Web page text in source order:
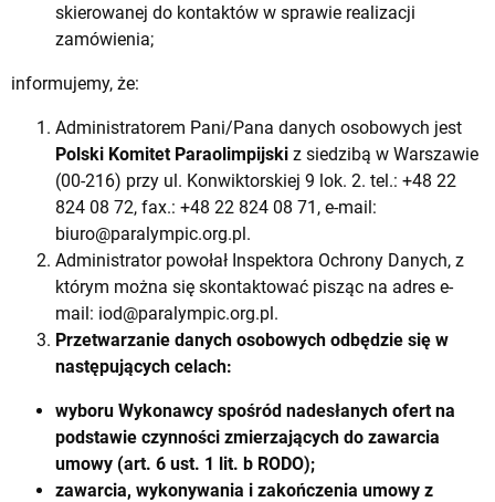
skierowanej do kontaktów w sprawie realizacji
zamówienia;
informujemy, że:
Administratorem Pani/Pana danych osobowych jest
Polski Komitet Paraolimpijski z siedzibą w Warszawie
(00-216) przy ul. Konwiktorskiej 9 lok. 2. tel.: +48 22
824 08 72, fax.: +48 22 824 08 71, e-mail:
biuro@paralympic.org.pl.
Administrator powołał Inspektora Ochrony Danych, z
którym można się skontaktować pisząc na adres e-
mail: iod@paralympic.org.pl.
Przetwarzanie danych osobowych odbędzie się w
następujących celach:
wyboru Wykonawcy spośród nadesłanych ofert na
podstawie czynności zmierzających do zawarcia
umowy (art. 6 ust. 1 lit. b RODO);
zawarcia, wykonywania i zakończenia umowy z